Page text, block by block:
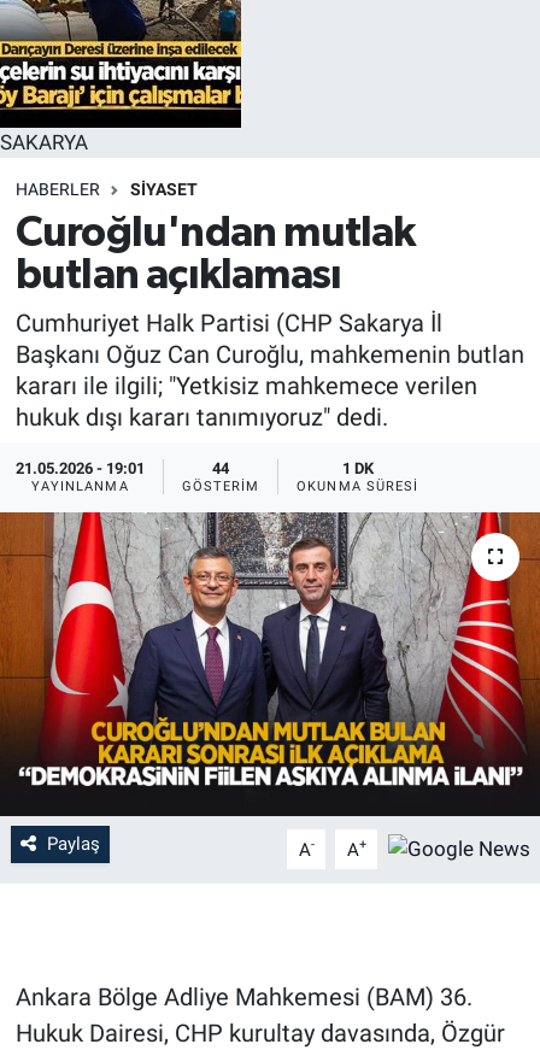
SAKARYA
HABERLER SİYASET
Curoğlu'ndan mutlak
butlan açıklaması
Cumhuriyet Halk Partisi (CHP Sakarya İl
Başkanı Oğuz Can Curoğlu, mahkemenin butlan
kararı ile ilgili; "Yetkisiz mahkemece verilen
hukuk dışı kararı tanımıyoruz" dedi.
21.05.2026 - 19:01
YAYINLANMA
44
GÖSTERIM
1 DK
OKUNMA SÜRESI
Paylaş A- A+
Ankara Bölge Adliye Mahkemesi (BAM) 36.
Hukuk Dairesi, CHP kurultay davasında, Özgür